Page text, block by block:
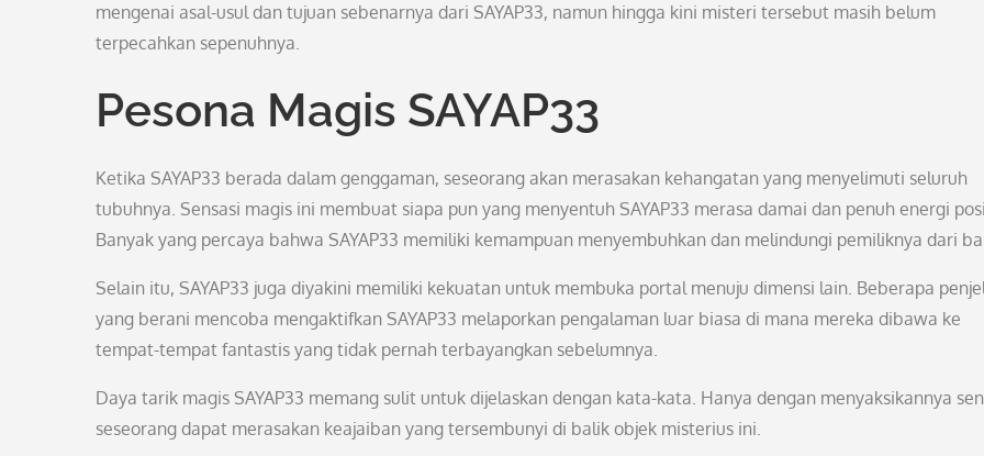
mengenai asal-usul dan tujuan sebenarnya dari SAYAP33, namun hingga kini misteri tersebut masih belum
terpecahkan sepenuhnya.
Pesona Magis SAYAP33
Ketika SAYAP33 berada dalam genggaman, seseorang akan merasakan kehangatan yang menyelimuti seluruh
tubuhnya. Sensasi magis ini membuat siapa pun yang menyentuh SAYAP33 merasa damai dan penuh energi
Banyak yang percaya bahwa SAYAP33 memiliki kemampuan menyembuhkan dan melindungi pemiliknya dari
Selain itu, SAYAP33 juga diyakini memiliki kekuatan untuk membuka portal menuju dimensi lain. Beberapa
yang berani mencoba mengaktifkan SAYAP33 melaporkan pengalaman luar biasa di mana mereka dibawa ke
tempat-tempat fantastis yang tidak pernah terbayangkan sebelumnya.
Daya tarik magis SAYAP33 memang sulit untuk dijelaskan dengan kata-kata. Hanya dengan menyaksikannya
seseorang dapat merasakan keajaiban yang tersembunyi di balik objek misterius ini.